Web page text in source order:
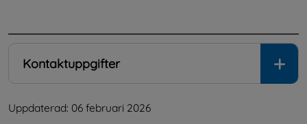
Kontaktuppgifter
Uppdaterad: 06 februari 2026